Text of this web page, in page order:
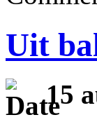
Uit
15